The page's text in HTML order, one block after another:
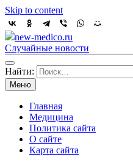
Skip to content
new-medico.ru
Случайные новости
Найти:
Меню
Главная
Медицина
Политика сайта
О сайте
Карта сайта